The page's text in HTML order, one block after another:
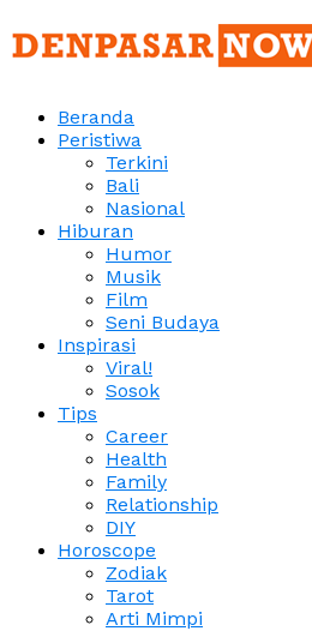
Beranda
Peristiwa
Terkini
Bali
Nasional
Hiburan
Humor
Musik
Film
Seni Budaya
Inspirasi
Viral!
Sosok
Tips
Career
Health
Family
Relationship
DIY
Horoscope
Zodiak
Tarot
Arti Mimpi